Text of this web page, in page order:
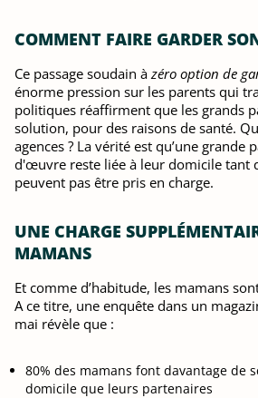
COMMENT FAIRE GARDER
Ce passage soudain àzéro option de
énorme pression sur les parents qui
politiques réaffirment que les grands
solution, pour des raisons de santé.
agences ? La vérité est qu’une grande
d'œuvre reste liée à leur domicile tant
peuvent pas être pris en charge.
UNE CHARGE
MAMANS
Et comme d’habitude, les mamans
A ce titre, une enquête dans un
mai révèle que :
80% des mamans font davantage de
domicile que leurs partenaires